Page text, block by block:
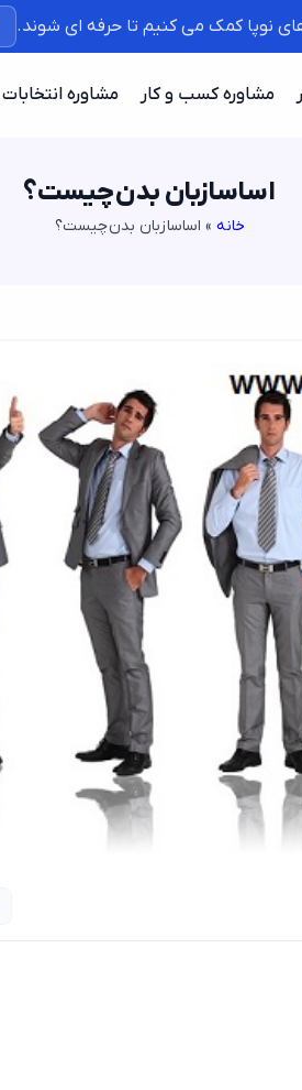
نوپا کمک می کنیم تا حرفه ای شوند.
مشاوره کسب و کار مشاوره انتخابات
اساسا زبان بدن چیست؟
خانه » اساسا زبان بدن چیست؟